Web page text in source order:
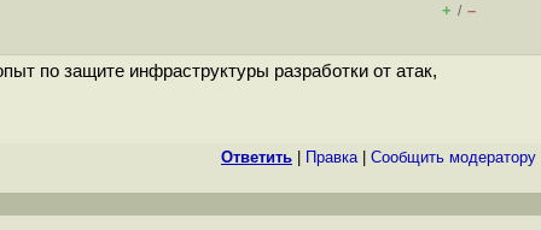
+ / –
по защите инфраструктуры разработки от атак,
Ответить Правка| Cообщить модератору